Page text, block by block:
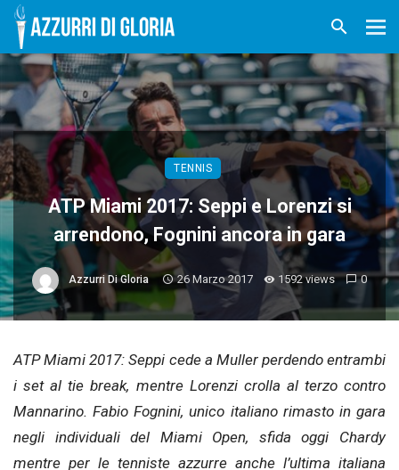
TENNIS
ATP Miami 2017: Seppi e Lorenzi si
arrendono, Fognini ancora in gara
Azzurri Di Gloria 26 Marzo 2017 1592 views 0
ATP Miami 2017: Seppi cede a Muller perdendo entrambi
i set al tie break, mentre Lorenzi crolla al terzo contro
Mannarino. Fabio Fognini, unico italiano rimasto in gara
negli individuali del Miami Open, sfida oggi Chardy
mentre per le tenniste azzurre anche l’ultima italiana